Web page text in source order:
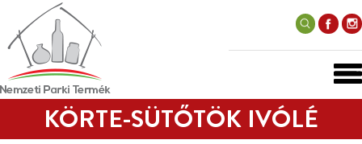
KÖRTE-SÜTŐTÖK IVÓLÉ